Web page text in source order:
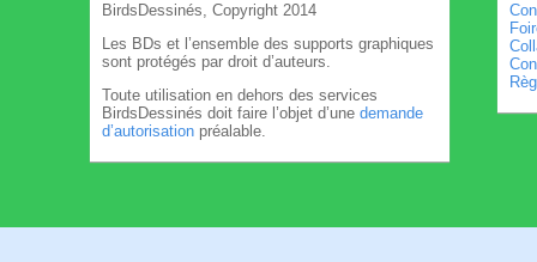
BirdsDessinés, Copyright 2014
Les BDs et l’ensemble des supports graphiques
sont protégés par droit d’auteurs.
Toute utilisation en dehors des services
BirdsDessinés doit faire l’objet d’une demande
d’autorisation préalable.